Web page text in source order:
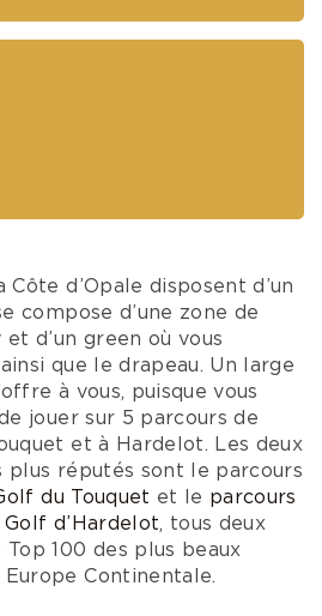
Côte d’Opale disposent d’un
compose d’une zone de
d’un green où vous
que le drapeau. Un large
à vous, puisque vous
jouer sur 5 parcours de
et à Hardelot. Les deux
plus réputés sont le parcours
du Touquet et le parcours
Golf d’Hardelot, tous deux
100 des plus beaux
Continentale.